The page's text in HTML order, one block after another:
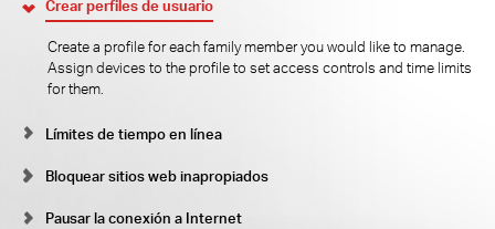
Crear perfiles de usuario
Create a profile for each family member you would like to manage.
Assign devices to the profile to set access controls and time limits
for them.
Límites de tiempo en línea
Bloquear sitios web inapropiados
Pausar la conexión a Internet